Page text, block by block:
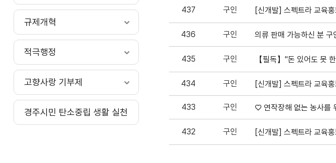
규제개혁
적극행정
고향사랑 기부제
경주시민 탄소중립 생활 실천
437 구인
436 구인
435 구인
434 구인
433 구인
432 구인